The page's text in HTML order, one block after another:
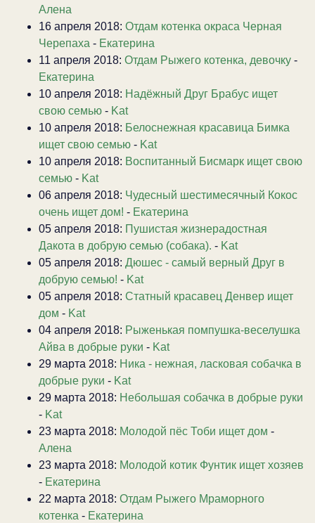
Алена
16 апреля 2018: Отдам котенка окраса Черная
Черепаха - Екатерина
11 апреля 2018: Отдам Рыжего котенка, девочку -
Екатерина
10 апреля 2018: Надёжный Друг Брабус ищет
свою семью - Kat
10 апреля 2018: Белоснежная красавица Бимка
ищет свою семью - Kat
10 апреля 2018: Воспитанный Бисмарк ищет свою
семью - Kat
06 апреля 2018: Чудесный шестимесячный Кокос
очень ищет дом! - Екатерина
05 апреля 2018: Пушистая жизнерадостная
Дакота в добрую семью (собака). - Kat
05 апреля 2018: Дюшес - самый верный Друг в
добрую семью! - Kat
05 апреля 2018: Статный красавец Денвер ищет
дом - Kat
04 апреля 2018: Рыженькая помпушка-веселушка
Айва в добрые руки - Kat
29 марта 2018: Ника - нежная, ласковая собачка в
добрые руки - Kat
29 марта 2018: Небольшая собачка в добрые руки
- Kat
23 марта 2018: Молодой пёс Тоби ищет дом -
Алена
23 марта 2018: Молодой котик Фунтик ищет хозяев
- Екатерина
22 марта 2018: Отдам Рыжего Мраморного
котенка - Екатерина